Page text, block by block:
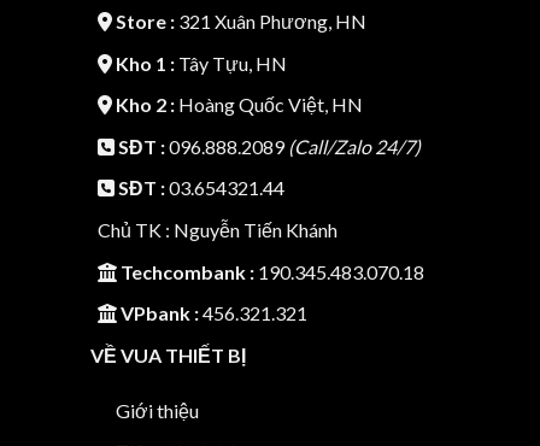
Store :321 Xuân Phương, HN
Kho 1 :Tây Tựu, HN
Kho 2 :Hoàng Quốc Việt, HN
SĐT :096.888.2089 (Call/Zalo 24/7)
SĐT :03.654321.44
Chủ TK : Nguyễn Tiến Khánh
Techcombank :190.345.483.070.18
VPbank :456.321.321
VỀ VUA THIẾT BỊ
Giới thiệu